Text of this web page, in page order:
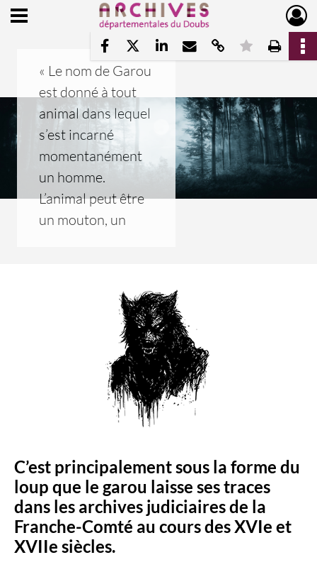
Archives départementales du Doubs
Ouvrir le menu déroulant
Mettre en
Copier le lien
Partager par mail
Partager sur LinkedIn
Partager sur X
Partager sur Facebook
Garou
« Le nom de Garou
est donné à tout
animal dans lequel
s’est incarné
momentanément
un homme.
L’animal peut être
un mouton, un
Faune
et flore populaires
, tome I :
, Paris,
C’est principalement sous la forme du
loup que le garou laisse ses traces
dans les archives judiciaires de la
Franche-Comté au cours des XVIe et
XVIIe siècles.